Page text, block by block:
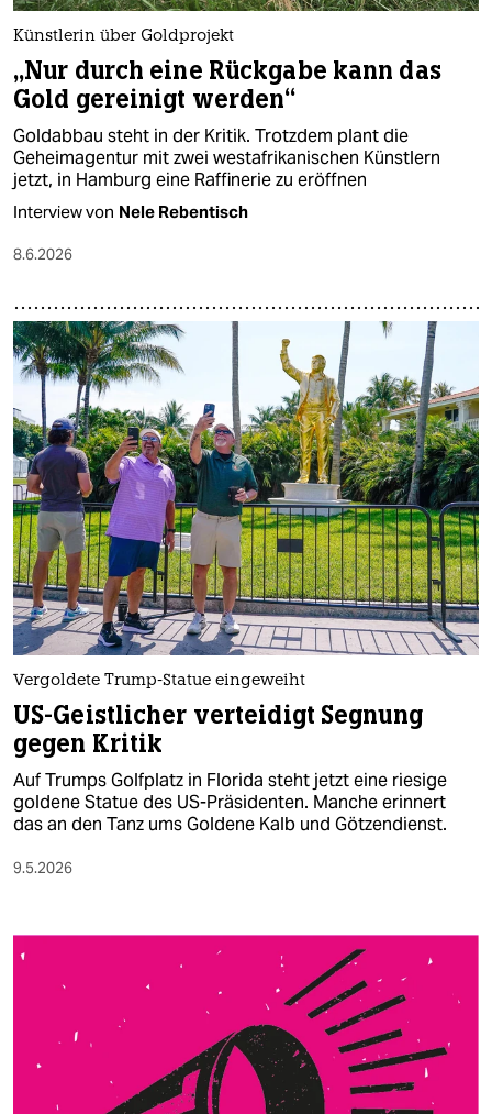
Künstlerin über Goldprojekt
„Nur durch eine Rückgabe kann das
Gold gereinigt werden“
Goldabbau steht in der Kritik. Trotzdem plant die
Geheimagentur mit zwei westafrikanischen Künstlern
jetzt, in Hamburg eine Raffinerie zu eröffnen
Interview von Nele Rebentisch
8.6.2026
Vergoldete Trump-Statue eingeweiht
US-Geistlicher verteidigt Segnung
gegen Kritik
Auf Trumps Golfplatz in Florida steht jetzt eine riesige
goldene Statue des US-Präsidenten. Manche erinnert
das an den Tanz ums Goldene Kalb und Götzendienst.
9.5.2026